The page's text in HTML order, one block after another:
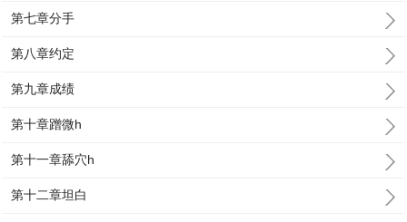
第七章分手
第八章约定
第九章成绩
第十章蹭微h
第十一章舔穴h
第十二章坦白